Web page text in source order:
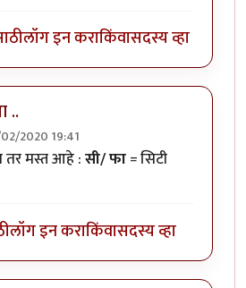
लॉग इन कराकिंवासदस्य व्हा
..
02/2020 19:41
तर मस्त आहे :सी/ फा= सिटी
लॉग इन कराकिंवासदस्य व्हा